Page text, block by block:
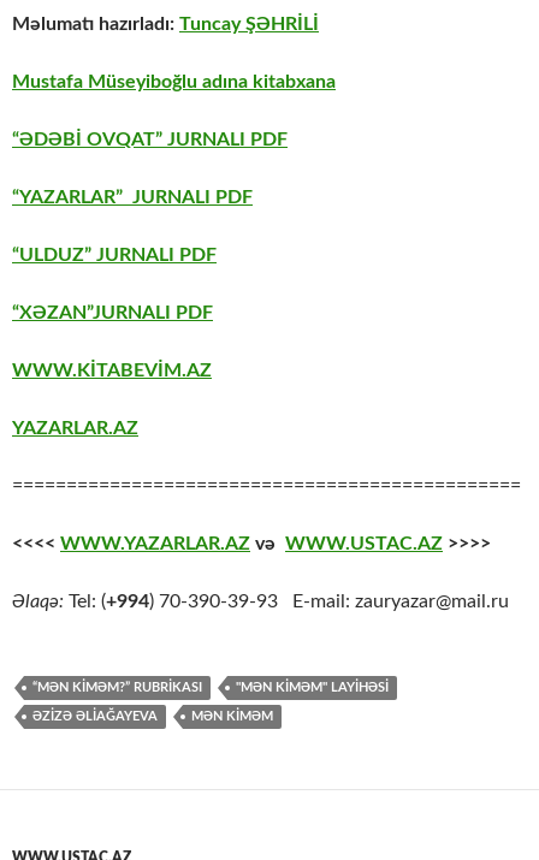
Məlumatı hazırladı: Tuncay ŞƏHRİLİ
Mustafa Müseyiboğlu adına kitabxana
“ƏDƏBİ OVQAT” JURNALI PDF
“YAZARLAR” JURNALI PDF
“ULDUZ” JURNALI PDF
“XƏZAN”JURNALI PDF
WWW.KİTABEVİM.AZ
YAZARLAR.AZ
===============================================
<<<< WWW.YAZARLAR.AZ və WWW.USTAC.AZ >>>>
Əlaqə: Tel: (+994) 70-390-39-93 E-mail: zauryazar@mail.ru
“MƏN KIMƏM?” RUBRIKASI "MƏN KİMƏM" LAYİHƏSİ
ƏZIZƏ ƏLIAĞAYEVA MƏN KİMƏM